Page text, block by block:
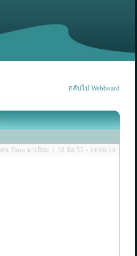
กลับไป Webboard
คน Patra มาเยี่ยม | 18 มิย 52 - 14:06:14